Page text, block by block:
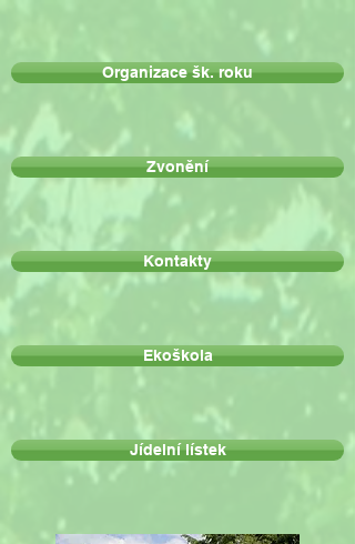
Organizace šk. roku
Zvonění
Kontakty
Ekoškola
Jídelní lístek